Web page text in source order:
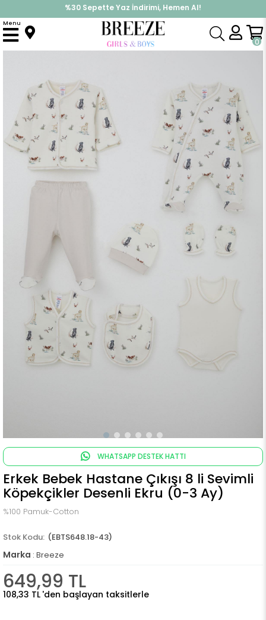
%30 Sepette Yaz İndirimi, Hemen Al!
İndirimlere ek %10 İndirimi Kap, Hemen Üye Ol!
0
Menu
Anasayfa Hastane Çıkışı
WHATSAPP DESTEK HATTI
Erkek Bebek Hastane Çıkışı 8 li Sevimli
Köpekçikler Desenli Ekru (0-3 Ay)
%100 Pamuk-Cotton
(EBTS648.18-43)
Marka : Breeze
649,99 TL
108,33 TL 'den başlayan taksitlerle